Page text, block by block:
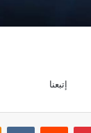
إتبعنا
بينتيريست